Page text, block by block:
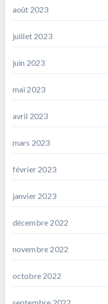
août 2023
juillet 2023
juin 2023
mai 2023
avril 2023
mars 2023
février 2023
janvier 2023
décembre 2022
novembre 2022
octobre 2022
septembre 2022